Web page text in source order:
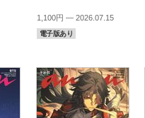
1,100円 — 2026.07.15
電子版あり